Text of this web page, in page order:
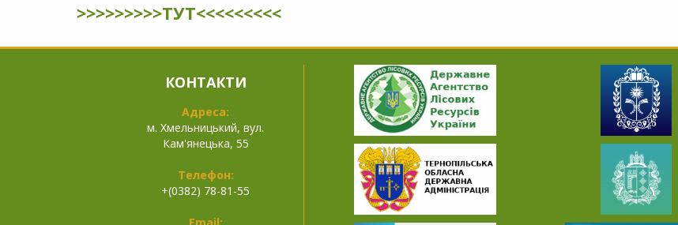
>>>>>>>>>ТУТ<<<<<<<<<
КОНТАКТИ
Адреса:
м. Хмельницький, вул.
Кам'янецька, 55
Телефон:
+(0382) 78-81-55